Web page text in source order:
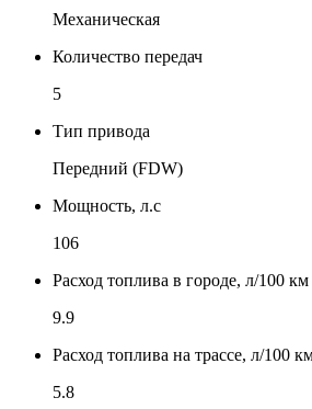
Механическая
Количество передач
5
Тип привода
Передний (FDW)
Мощность, л.с
106
Расход топлива в городе, л/100 км
9.9
Расход топлива на трассе, л/100
5.8